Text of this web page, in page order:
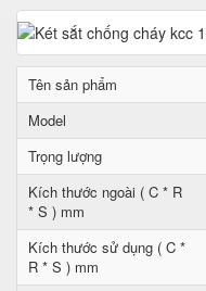
Tên sản phẩm
Model
Trọng lượng
Kích thước ngoài ( C * R
* S ) mm
Kích thước sử dụng ( C *
R * S ) mm